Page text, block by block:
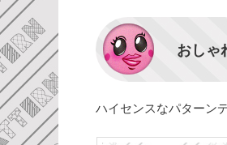
おしゃ
ハイセンスなパターン